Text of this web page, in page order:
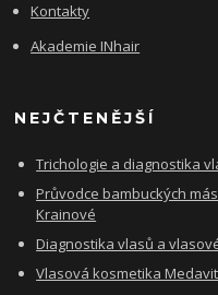
Kontakty
Akademie INhair
NEJČTENĚJŠÍ
Trichologie a diagnostika
Průvodce bambuckých
Krainové
Diagnostika vlasů a
Vlasová kosmetika